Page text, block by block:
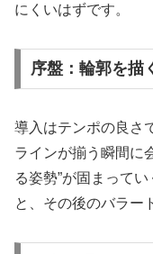
にくいはずです。
序盤：輪郭を描
導入はテンポの良さ
ラインが揃う瞬間に
る姿勢”が固まって
と、その後のバラー